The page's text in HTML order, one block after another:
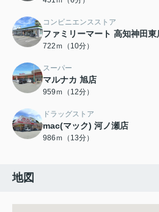
コンビニエンスストア
ファミリーマート 高知神田東
722ｍ（10分）
スーパー
マルナカ 旭店
959ｍ（12分）
ドラッグストア
mac(マック) 河ノ瀬店
986ｍ（13分）
地図